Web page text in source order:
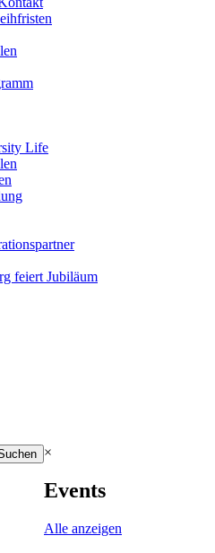
Life
feiert Jubiläum
×
Events
Alle anzeigen